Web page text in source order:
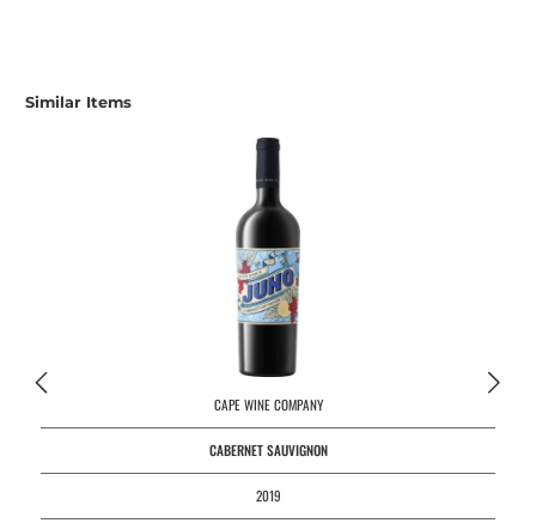
Produktgalerie überspringen
Similar Items
CAPE WINE COMPANY
CABERNET SAUVIGNON
2019